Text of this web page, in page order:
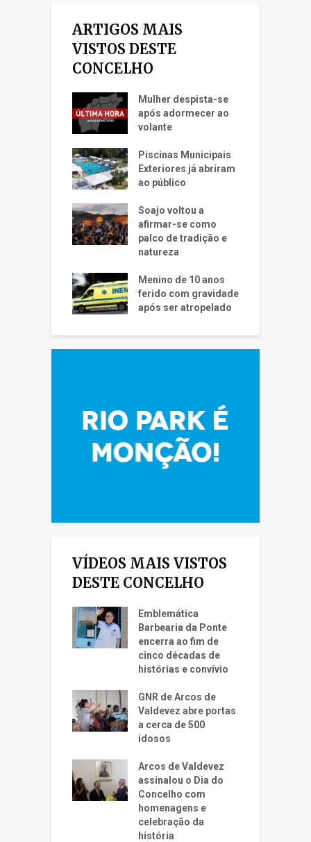
ARTIGOS MAIS
VISTOS DESTE
CONCELHO
Mulher despista-se
após adormecer ao
volante
Piscinas Municipais
Exteriores já abriram
ao público
Soajo voltou a
afirmar-se como
palco de tradição e
natureza
Menino de 10 anos
ferido com gravidade
após ser atropelado
VÍDEOS MAIS VISTOS
DESTE CONCELHO
Emblemática
Barbearia da Ponte
encerra ao fim de
cinco décadas de
histórias e convívio
GNR de Arcos de
Valdevez abre portas
a cerca de 500
idosos
Arcos de Valdevez
assinalou o Dia do
Concelho com
homenagens e
celebração da
história